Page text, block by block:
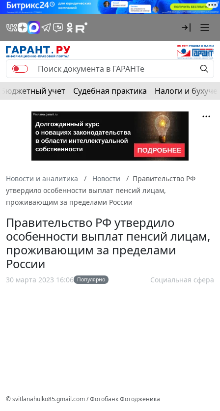
Бюджетный учет Судебная практика Налоги и
Новости и аналитика Новости
Правительство РФ
утвердило особенности выплат пенсий лицам,
проживающим за пределами России
Правительство РФ утвердило
особенности выплат пенсий лицам,
проживающим за пределами
России
30 марта 2023 16:06 Популярно Социальная сфера
© svitlanahulko85.gmail.com / Фотобанк Фотодженика